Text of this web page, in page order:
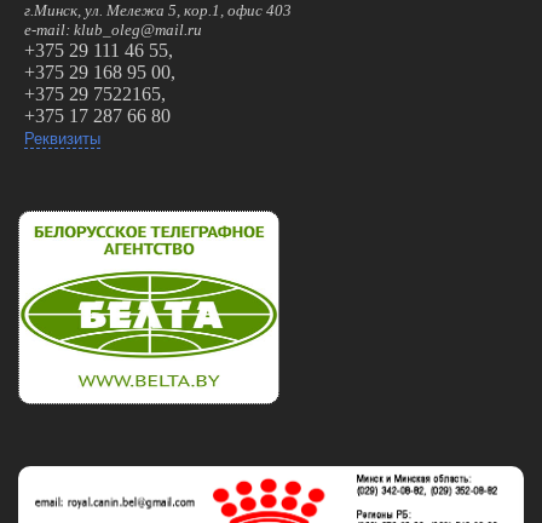
г.Минск, ул. Мележа 5, кор.1, офис 403
e-mail: klub_oleg@mail.ru
+375 29 111 46 55,
+375 29 168 95 00,
+375 29 7522165,
+375 17 287 66 80
Реквизиты